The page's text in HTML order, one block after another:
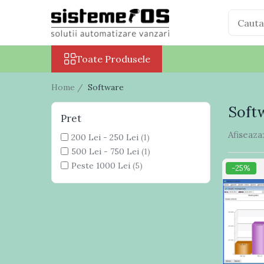
Toate Produsele
Case marcat fiscale
Cantare electronice
Cantare incorporabile
Cantare industriale
Cantare Numaratoare
Toate Produsele
Home / Software
Pret
200 Lei - 250 Lei (1)
500 Lei - 750 Lei (1)
Peste 1000 Lei (5)
Afiseaza:
-25%